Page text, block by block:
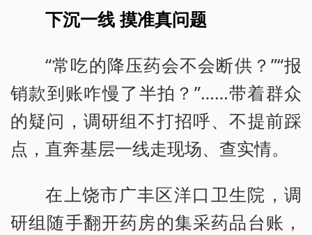
下沉一线 摸准真问题
“常吃的降压药会不会断供？”“报
销款到账咋慢了半拍？”……带着群众
的疑问，调研组不打招呼、不提前踩
点，直奔基层一线走现场、查实情。
在上饶市广丰区洋口卫生院，调
研组随手翻开药房的集采药品台账，